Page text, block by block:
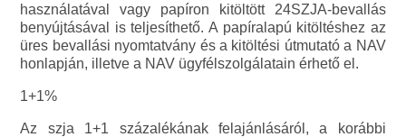
használatával vagy papíron kitöltött 24SZJA-bevallás
benyújtásával is teljesíthető. A papíralapú kitöltéshez az
üres bevallási nyomtatvány és a kitöltési útmutató a NAV
honlapján, illetve a NAV ügyfélszolgálatain érhető el.
1+1%
Az szja 1+1 százalékának felajánlásáról, a korábbi